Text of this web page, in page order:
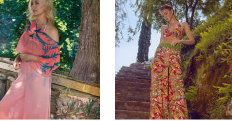
True Grit
Van Eyck
Zig Zag